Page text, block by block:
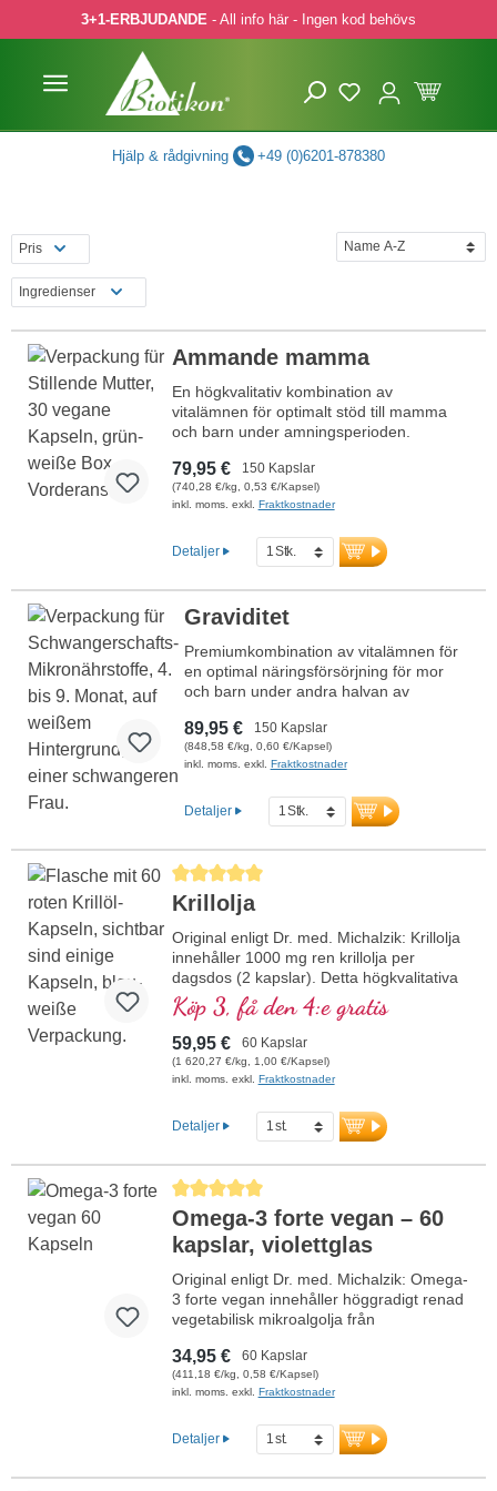
till huvudinnehåll
Hoppa till sökning
Hoppa till huvudnavigering
3+1-ERBJUDANDE - All info här - Ingen kod behövs
Hjälp & rådgivning +49 (0)6201-878380
Pris
Ingredienser
Ammande mamma
En högkvalitativ kombination av
vitalämnen för optimalt stöd till mamma
och barn under amningsperioden.
och vitamin D3 för celldelning,
blodbildning och benhälsa. Högdoserat
omega-3 med DHA främjar spädbarnets
Utvecklat av läkare, producerat i Tyskland
– 100 % veganskt och utan artificiella
tillsatser.
Mer information om Ammande
mamma – amningsperioden
79,95 € 150 Kapslar
(740,28 €/kg, 0,53 €/Kapsel)
inkl. moms. exkl. Fraktkostnader
Detaljer
Graviditet
Premiumkombination av vitalämnen för
en optimal näringsförsörjning för mor
och barn under andra halvan av
järn, kalcium och vitamin D3 för tillväxt
av moderns vävnad samt DHA från
vegansk omega-3-olja för att stödja
Utvecklad av läkare, producerad i
Tyskland. Konsekvent utan fiskolja och
med aluminiumfri försegling.
Mer information om Graviditet
månad 4–9
89,95 € 150 Kapslar
(848,58 €/kg, 0,60 €/Kapsel)
inkl. moms. exkl. Fraktkostnader
Detaljer
Genomsnittligt betyg på 5 av 5 stjärnor
Krillolja
Original enligt Dr. med. Michalzik: Krillolja
innehåller 1000 mg ren krillolja per
dagsdos (2 kapslar). Detta högkvalitativa
kosttillskott är rikt på omega-3-fettsyror
och antioxidanter, fritt från tillsatser och
tillverkas i Tyskland. Förseglingen är
aluminiumfri.
mer information om krillolja
Köp 3, få den 4:e gratis
59,95 € 60 Kapslar
(1 620,27 €/kg, 1,00 €/Kapsel)
inkl. moms. exkl. Fraktkostnader
Detaljer
Genomsnittligt betyg på 5 av 5 stjärnor
Omega-3 forte vegan – 60
kapslar, violettglas
Original enligt Dr. med. Michalzik: Omega-
3 forte vegan innehåller höggradigt renad
vegetabilisk mikroalgolja från
DHA och EPA. Varje dagsdos (2 kapslar)
ger 1.448 mg omega-3-fettsyror, varav
860 mg DHA och 436 mg EPA. Produkten
enligt de högsta kvalitetsstandarderna.
Förseglingen är aluminiumfri.
34,95 € 60 Kapslar
(411,18 €/kg, 0,58 €/Kapsel)
inkl. moms. exkl. Fraktkostnader
Detaljer